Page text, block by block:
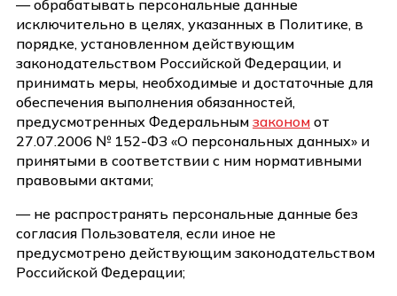
— обрабатывать персональные данные
исключительно в целях, указанных в Политике, в
порядке, установленном действующим
законодательством Российской Федерации, и
принимать меры, необходимые и достаточные для
обеспечения выполнения обязанностей,
предусмотренных Федеральным законом от
27.07.2006 № 152-ФЗ «О персональных данных» и
принятыми в соответствии с ним нормативными
правовыми актами;
— не распространять персональные данные без
согласия Пользователя, если иное не
предусмотрено действующим законодательством
Российской Федерации;